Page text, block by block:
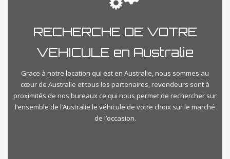
RECHERCHE DE VOTRE
VEHICULE en Australie
Grace à notre location qui est en Australie, nous sommes au
cœur de Australie et tous les partenaires, revendeurs sont à
proximités de nos bureaux ce qui nous permet de rechercher sur
l’ensemble de l’Australie le véhicule de votre choix sur le marché
de l’occasion.